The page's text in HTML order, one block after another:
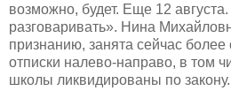
возможно, будет. Еще 12
разговаривать». Нина
признанию, занята сейчас
отписки налево-направо, в том
школы ликвидированы по закону.